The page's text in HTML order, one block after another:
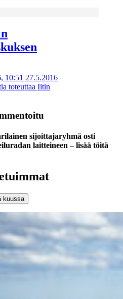
10:51 27.5.2016
toteuttaa Iitin
sijoittajaryhmä osti
laitteineen – lisää töitä
kuussa